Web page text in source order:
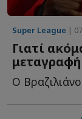
Super League |
Γιατί
μεταγραφή